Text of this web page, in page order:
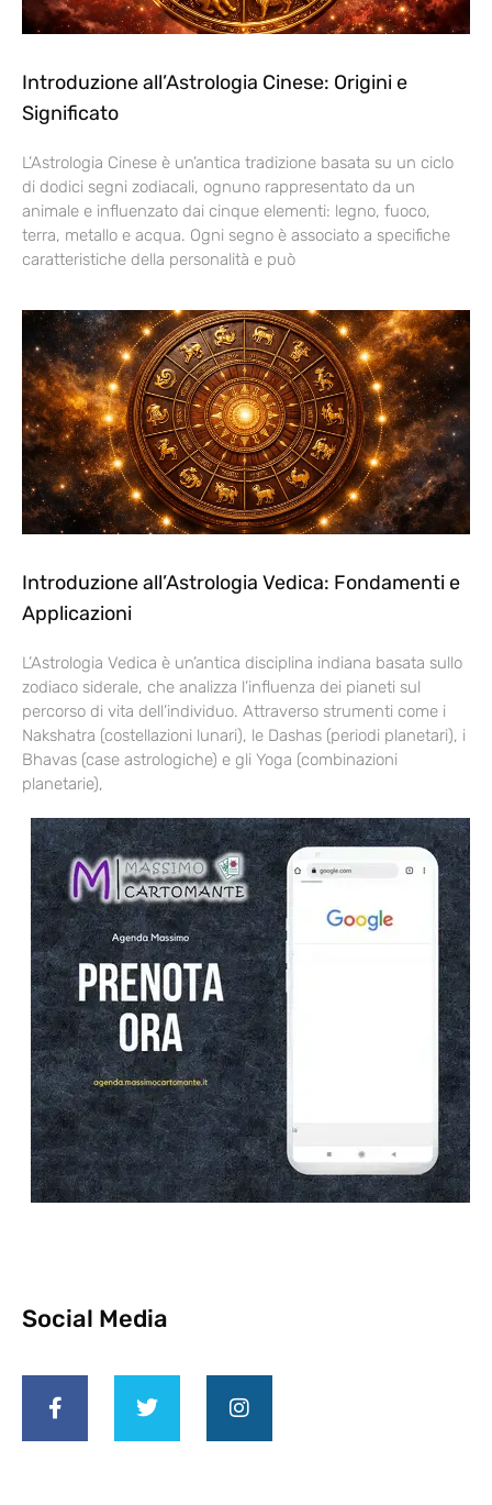
Introduzione all’Astrologia Cinese: Origini e
Significato
L’Astrologia Cinese è un’antica tradizione basata su un ciclo
di dodici segni zodiacali, ognuno rappresentato da un
animale e influenzato dai cinque elementi: legno, fuoco,
terra, metallo e acqua. Ogni segno è associato a specifiche
caratteristiche della personalità e può
Introduzione all’Astrologia Vedica: Fondamenti e
Applicazioni
L’Astrologia Vedica è un’antica disciplina indiana basata sullo
zodiaco siderale, che analizza l’influenza dei pianeti sul
percorso di vita dell’individuo. Attraverso strumenti come i
Nakshatra (costellazioni lunari), le Dashas (periodi planetari), i
Bhavas (case astrologiche) e gli Yoga (combinazioni
planetarie),
Social Media